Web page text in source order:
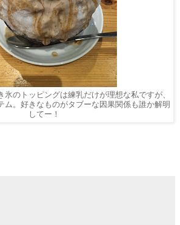
氷のトッピングは練乳だけが理想な私ですが、
ム。好きなものがタブーな因果関係も誰か解明
してー！